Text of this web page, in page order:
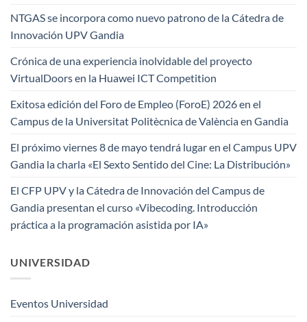
NTGAS se incorpora como nuevo patrono de la Cátedra de
Innovación UPV Gandia
Crónica de una experiencia inolvidable del proyecto
VirtualDoors en la Huawei ICT Competition
Exitosa edición del Foro de Empleo (ForoE) 2026 en el
Campus de la Universitat Politècnica de València en Gandia
El próximo viernes 8 de mayo tendrá lugar en el Campus UPV
Gandia la charla «El Sexto Sentido del Cine: La Distribución»
El CFP UPV y la Cátedra de Innovación del Campus de
Gandia presentan el curso «Vibecoding. Introducción
práctica a la programación asistida por IA»
UNIVERSIDAD
Eventos Universidad